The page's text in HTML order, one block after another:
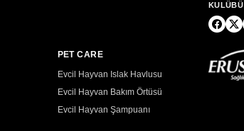
PET CARE
Evcil Hayvan Islak Havlusu
Evcil Hayvan Bakım Örtüsü
Evcil Hayvan Şampuanı
KULÜBÜ